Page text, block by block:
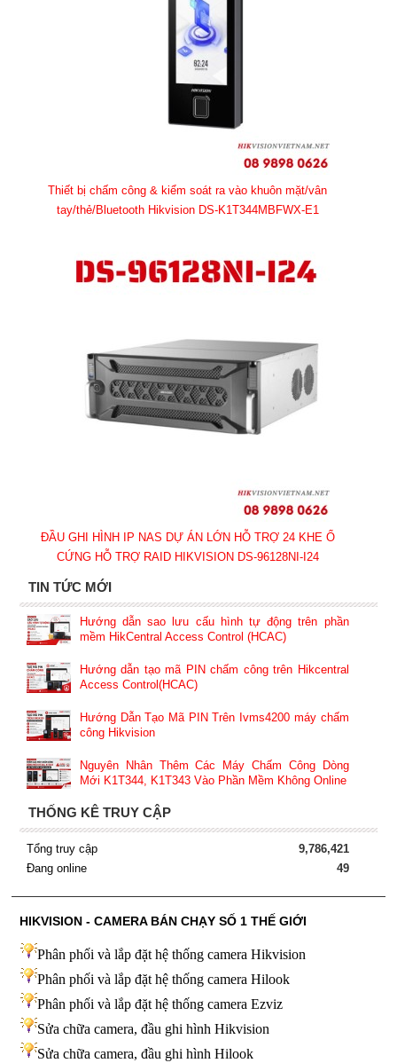
Thiết bị chấm công & kiểm soát ra vào khuôn mặt/vân
tay/thẻ/Bluetooth Hikvision DS-K1T344MBFWX-E1
ĐẦU GHI HÌNH IP NAS DỰ ÁN LỚN HỖ TRỢ 24 KHE Ổ
CỨNG HỖ TRỢ RAID HIKVISION DS-96128NI-I24
TIN TỨC MỚI
Hướng dẫn sao lưu cấu hình tự động trên phần
mềm HikCentral Access Control (HCAC)
Hướng dẫn tạo mã PIN chấm công trên Hikcentral
Access Control(HCAC)
Hướng Dẫn Tạo Mã PIN Trên Ivms4200 máy chấm
công Hikvision
Nguyên Nhân Thêm Các Máy Chấm Công Dòng
Mới K1T344, K1T343 Vào Phần Mềm Không Online
THỐNG KÊ TRUY CẬP
Tổng truy cập
9,786,421
Đang online
49
HIKVISION - CAMERA BÁN CHẠY SỐ 1 THẾ GIỚI
Phân phối và lắp đặt hệ thống camera Hikvision
Phân phối và lắp đặt hệ thống camera Hilook
Phân phối và lắp đặt hệ thống camera Ezviz
Sửa chữa camera, đầu ghi hình Hikvision
Sửa chữa camera, đầu ghi hình Hilook